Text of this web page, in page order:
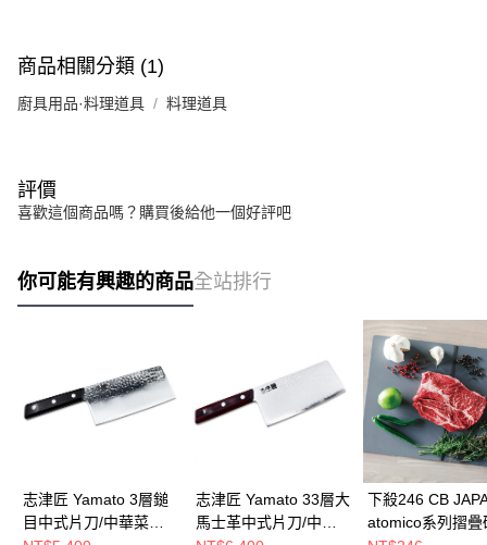
商品相關分類 (1)
廚具用品·料理道具 料理道具
評價
喜歡這個商品嗎？購買後給他一個好評吧
你可能有興趣的商品全站排行
志津匠 Yamato 3層鎚
目中式片刀/中華菜刀/
志津匠 Yamato 33層大
馬士革中式片刀/中式
下殺246 CB
atomico系列摺疊